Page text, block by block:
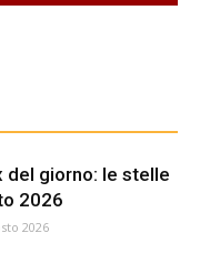
del giorno: le stelle
2026
2026